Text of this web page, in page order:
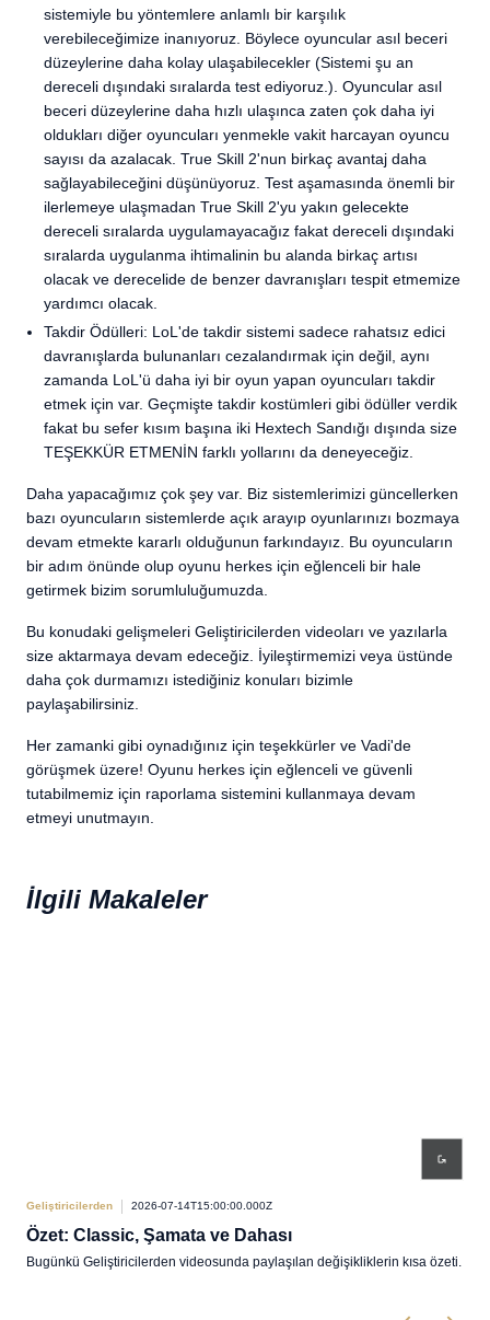
sistemiyle bu yöntemlere anlamlı bir karşılık
verebileceğimize inanıyoruz. Böylece oyuncular asıl beceri
düzeylerine daha kolay ulaşabilecekler (Sistemi şu an
dereceli dışındaki sıralarda test ediyoruz.). Oyuncular asıl
beceri düzeylerine daha hızlı ulaşınca zaten çok daha iyi
oldukları diğer oyuncuları yenmekle vakit harcayan oyuncu
sayısı da azalacak. True Skill 2'nun birkaç avantaj daha
sağlayabileceğini düşünüyoruz. Test aşamasında önemli bir
ilerlemeye ulaşmadan True Skill 2'yu yakın gelecekte
dereceli sıralarda uygulamayacağız fakat dereceli dışındaki
sıralarda uygulanma ihtimalinin bu alanda birkaç artısı
olacak ve derecelide de benzer davranışları tespit etmemize
yardımcı olacak.
Takdir Ödülleri: LoL'de takdir sistemi sadece rahatsız edici
davranışlarda bulunanları cezalandırmak için değil, aynı
zamanda LoL'ü daha iyi bir oyun yapan oyuncuları takdir
etmek için var. Geçmişte takdir kostümleri gibi ödüller verdik
fakat bu sefer kısım başına iki Hextech Sandığı dışında size
TEŞEKKÜR ETMENİN farklı yollarını da deneyeceğiz.
Daha yapacağımız çok şey var. Biz sistemlerimizi güncellerken
bazı oyuncuların sistemlerde açık arayıp oyunlarınızı bozmaya
devam etmekte kararlı olduğunun farkındayız. Bu oyuncuların
bir adım önünde olup oyunu herkes için eğlenceli bir hale
getirmek bizim sorumluluğumuzda.
Bu konudaki gelişmeleri Geliştiricilerden videoları ve yazılarla
size aktarmaya devam edeceğiz. İyileştirmemizi veya üstünde
daha çok durmamızı istediğiniz konuları bizimle
paylaşabilirsiniz.
Her zamanki gibi oynadığınız için teşekkürler ve Vadi'de
görüşmek üzere! Oyunu herkes için eğlenceli ve güvenli
tutabilmemiz için raporlama sistemini kullanmaya devam
etmeyi unutmayın.
İlgili Makaleler
Geliştiricilerden 2026-07-14T15:00:00.000Z
Özet: Classic, Şamata ve Dahası
Bugünkü Geliştiricilerden videosunda paylaşılan değişikliklerin kısa özeti.